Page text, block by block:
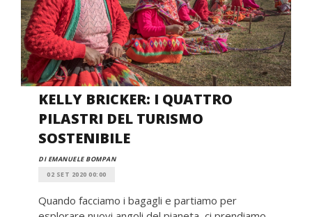
KELLY BRICKER: I QUATTRO
PILASTRI DEL TURISMO
SOSTENIBILE
DI EMANUELE BOMPAN
02 SET 2020 00:00
Quando facciamo i bagagli e partiamo per